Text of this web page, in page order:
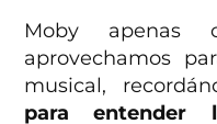
Moby apenas
aprovechamos
musical,
para entender